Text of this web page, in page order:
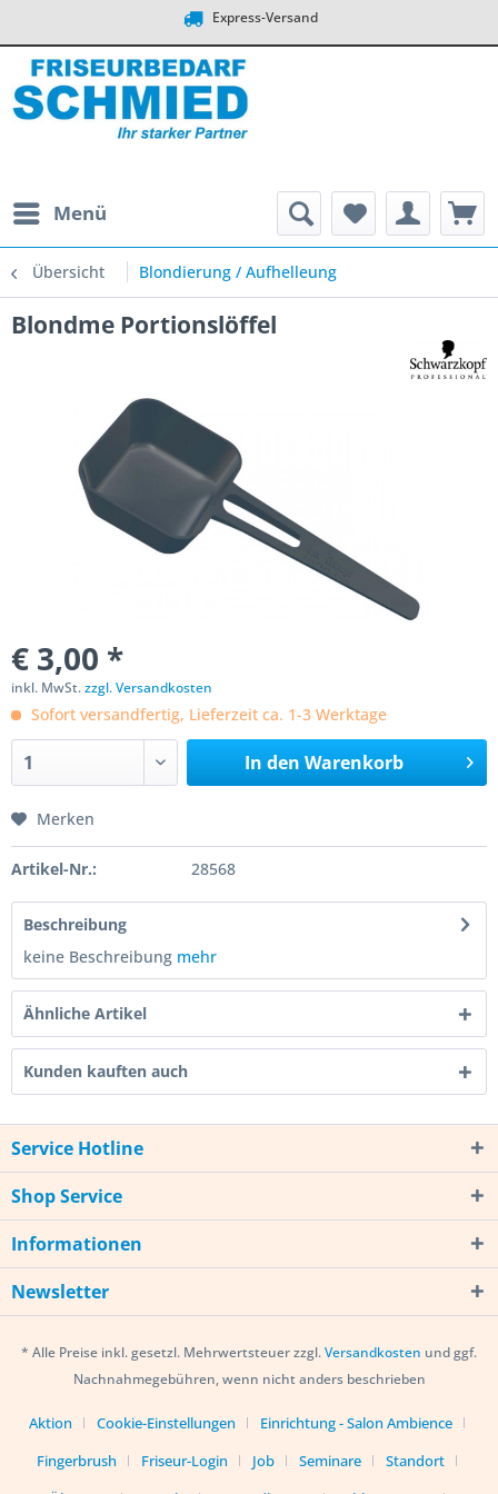
Express-Versand
Menü
Übersicht Blondierung / Aufhelleung
Blondme Portionslöffel
€ 3,00 *
inkl. MwSt.zzgl. Versandkosten
Sofort versandfertig, Lieferzeit ca. 1-3 Werktage
In den Warenkorb
Merken
Artikel-Nr.: 28568
Beschreibung
keine Beschreibung mehr
Ähnliche Artikel
Kunden kauften auch
Service Hotline
Shop Service
Informationen
Newsletter
* Alle Preise inkl. gesetzl. Mehrwertsteuer zzgl.Versandkosten und ggf.
Nachnahmegebühren, wenn nicht anders beschrieben
Aktion Cookie-Einstellungen
Einrichtung - Salon Ambience
Fingerbrush
Friseur-Login Job Seminare
Standort